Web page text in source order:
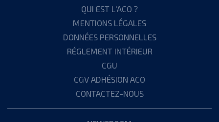
QUI EST L'ACO ?
MENTIONS LÉGALES
DONNÉES PERSONNELLES
RÉGLEMENT INTÉRIEUR
CGU
CGV ADHÉSION ACO
CONTACTEZ-NOUS